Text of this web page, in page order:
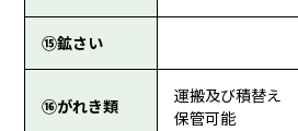
⑮鉱さい
⑯がれき類
運搬及び積替え
保管可能